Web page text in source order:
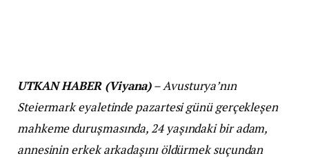
UTKAN HABER (Viyana)– Avusturya’nın
Steiermark eyaletinde pazartesi günü gerçekleşen
mahkeme duruşmasında, 24 yaşındaki bir adam,
annesinin erkek arkadaşını öldürmek suçundan